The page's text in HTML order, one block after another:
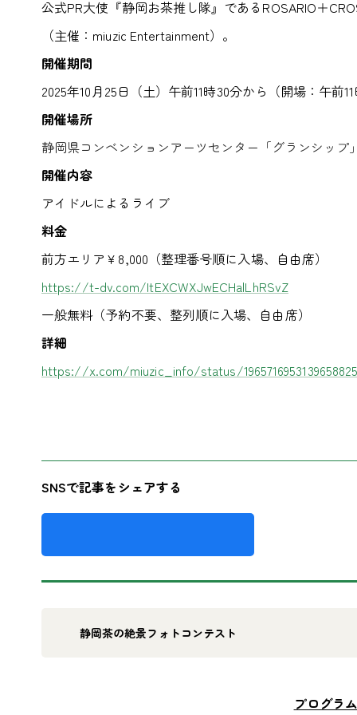
公式PR大使『静岡お茶推し隊』である ROSARIO＋
（主催：miuzic Entertainment）。
開催期間
2025年10月25日（土）午前11時30分から（開場：午前
開催場所
静岡県コンベンションアーツセンター「グランシップ
開催内容
アイドルによるライブ
料金
前方エリア￥8,000（整理番号順に入場、自由席）
https://t-dv.com/ItEXCWXJwECHalLhRSvZ
一般無料（予約不要、整列順に入場、自由席）
詳細
https://x.com/miuzic_info/status/
SNSで記事をシェアする
静岡茶の絶景フォトコンテスト
プログラ